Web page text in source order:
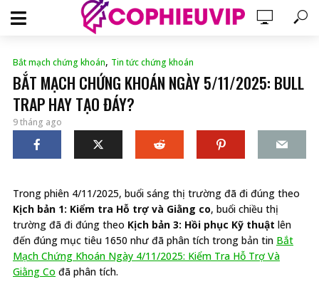
Bắt mạch chứng khoán, Tin tức chứng khoán
BẮT MẠCH CHỨNG KHOÁN NGÀY 5/11/2025: BULL
TRAP HAY TẠO ĐÁY?
9 tháng ago
Trong phiên 4/11/2025, buổi sáng thị trường đã đi đúng theo
Kịch bản 1: Kiểm tra Hỗ trợ và Giằng co, buổi chiều thị
trường đã đi đúng theo Kịch bản 3: Hồi phục Kỹ thuật lên
đến đúng mục tiêu 1650 như đã phân tích trong bản tin Bắt
Mạch Chứng Khoán Ngày 4/11/2025: Kiểm Tra Hỗ Trợ Và
Giằng Co đã phân tích.